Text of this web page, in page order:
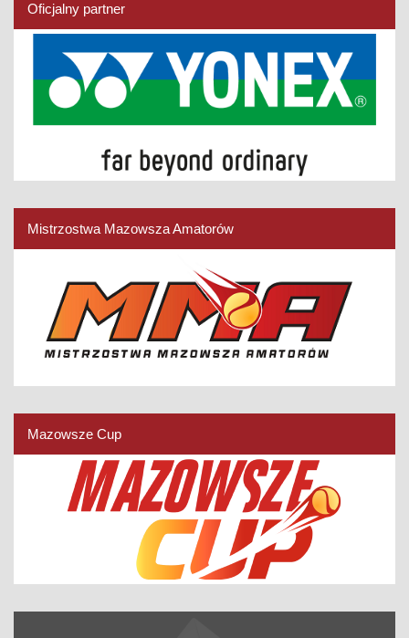
Oficjalny partner
Mistrzostwa Mazowsza Amatorów
Mazowsze Cup